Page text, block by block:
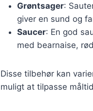
Grøntsager:
giver en sund og
Saucer: En god
med bearnaise,
Disse tilbehør kan
muligt at tilpasse